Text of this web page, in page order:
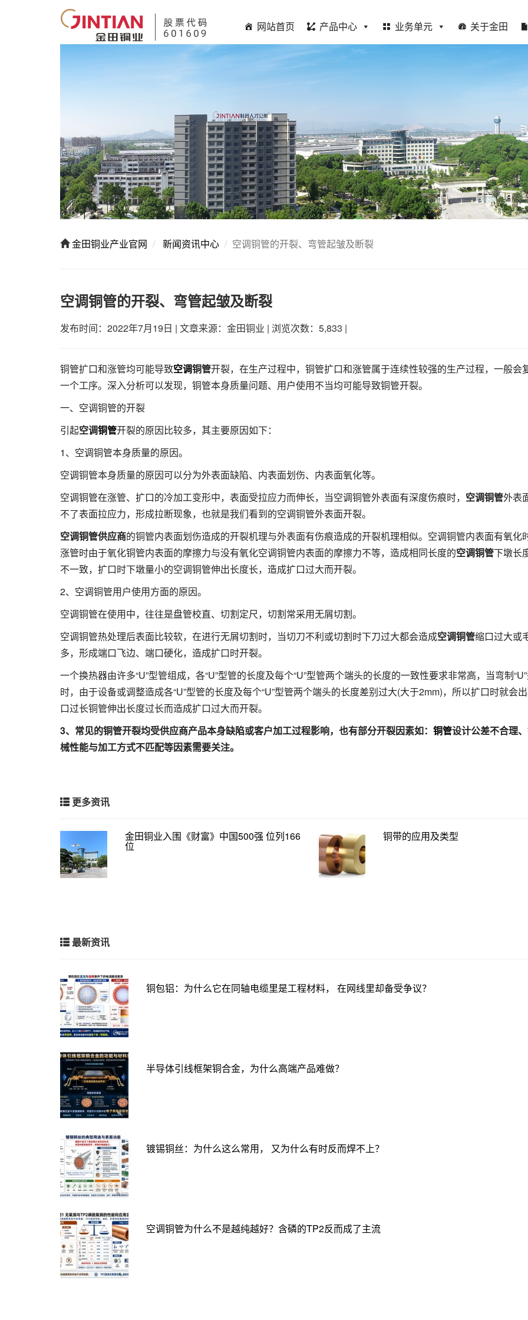
网站首页 产品中心 业务单元 关于金田
金田铜业产业官网 新闻资讯中心 空调铜管的开裂、弯管起皱及断裂
空调铜管的开裂、弯管起皱及断裂
发布时间：2022年7月19日 | 文章来源：金田铜业 | 浏览次数：5,833 |
铜管扩口和涨管均可能导致空调铜管开裂，在生产过程中，铜管扩口和涨管属于连续性较强的生产过程，一般会
一个工序。深入分析可以发现，铜管本身质量问题、用户使用不当均可能导致铜管开裂。
一、空调铜管的开裂
引起空调铜管开裂的原因比较多，其主要原因如下：
1、空调铜管本身质量的原因。
空调铜管本身质量的原因可以分为外表面缺陷、内表面划伤、内表面氧化等。
空调铜管在涨管、扩口的冷加工变形中，表面受拉应力而伸长，当空调铜管外表面有深度伤痕时， 空调铜管外表
不了表面拉应力，形成拉断现象，也就是我们看到的空调铜管外表面开裂。
空调铜管供应商的铜管内表面划伤造成的开裂机理与外表面有伤痕造成的开裂机理相似。空调铜管内表面有氧化
涨管时由于氧化铜管内表面的摩擦力与没有氧化空调铜管内表面的摩擦力不等，造成相同长度的空调铜管下墩长
不一致，扩口时下墩量小的空调铜管伸出长度长，造成扩口过大而开裂。
2、空调铜管用户使用方面的原因。
空调铜管在使用中，往往是盘管校直、切割定尺，切割常采用无屑切割。
空调铜管热处理后表面比较软，在进行无屑切割时，当切刀不利或切割时下刀过大都会造成空调铜管缩口过大或
多，形成端口飞边、端口硬化，造成扩口时开裂。
一个换热器由许多“U”型管组成，各“U”型管的长度及每个“U”型管两个端头的长度的一致性要求非常高，当弯制
时，由于设备或调整造成各“U”型管的长度及每个“U”型管两个端头的长度差别过大(大于2mm)，所以扩口时就会
口过长铜管伸出长度过长而造成扩口过大而开裂。
3、常见的铜管开裂均受供应商产品本身缺陷或客户加工过程影响，也有部分开裂因素如： 铜管设计公差不合理
械性能与加工方式不匹配等因素需要关注。
更多资讯
金田铜业入围《财富》中国500强 位列166
位
铜带的应用及类型
最新资讯
铜包铝：为什么它在同轴电缆里是工程材料， 在网线里却备受争议？
半导体引线框架铜合金，为什么高端产品难做？
镀锡铜丝：为什么这么常用， 又为什么有时反而焊不上？
空调铜管为什么不是越纯越好？含磷的TP2反而成了主流